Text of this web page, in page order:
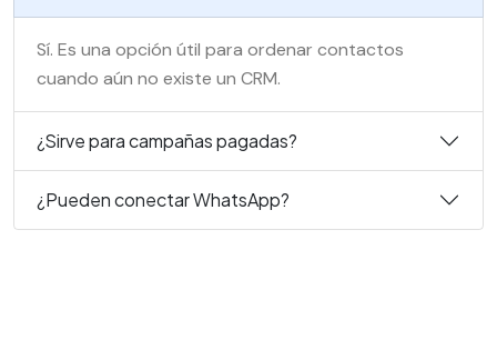
Sí. Es una opción útil para ordenar contactos
cuando aún no existe un CRM.
¿Sirve para campañas pagadas?
¿Pueden conectar WhatsApp?